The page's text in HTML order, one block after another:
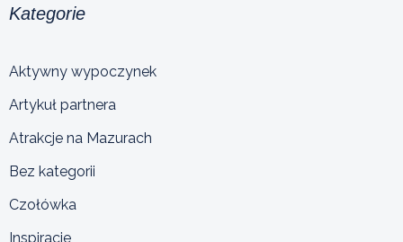
Kategorie
Aktywny wypoczynek
Artykuł partnera
Atrakcje na Mazurach
Bez kategorii
Czołówka
Inspiracje